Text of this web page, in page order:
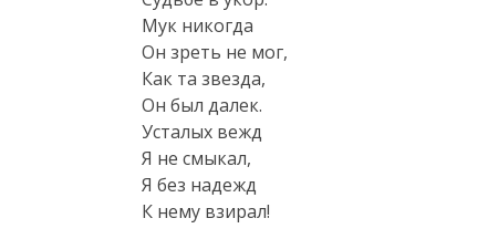
Мук никогда
Он зреть не мог,
Как та звезда,
Он был далек.
Усталых вежд
Я не смыкал,
Я без надежд
К нему взирал!